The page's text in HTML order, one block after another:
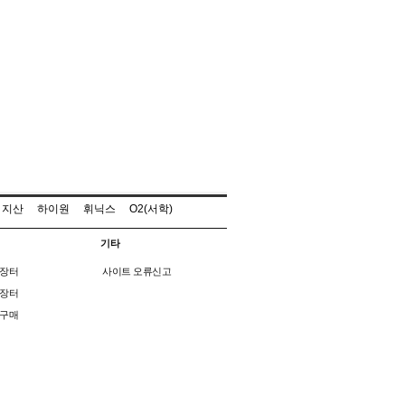
지산 하이원 휘닉스 O2(서학)
터
터
매
기타
사이트 오류신고